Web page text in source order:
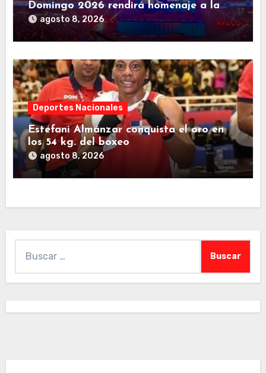
Domingo 2026 rendirá homenaje a la
familia deportiva de Centroamérica y el
Caribe
agosto 8, 2026
Deportes Nacionales
Estefani Almánzar conquista el oro en
los 54 kg. del boxeo
agosto 8, 2026